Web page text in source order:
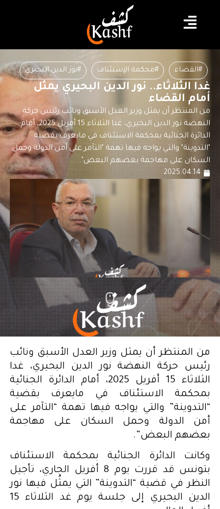
#القضاء #محكمة الإستئناف #نور الدين البحيري
غدا الثلاثاء.. نور الدين البحيري يمثل
أمام القضاء
من المنتظر أن يمثل وزير العدل الأسبق ونائب رئيس حركة
النهضة نور الدين البحيري، غدا الثلاثاء 15 أفريل 2025، أمام
الدائرة الجنائية بمحكمة الاستئناف في مايعرف بقضية
"التدوينة" والتي يواجه فيها تهمة "التآمر على أمن الدولة وحمل
السكان على مهاجمة بعضهم البعض".
2025.04.14
من المنتظر أن يمثل وزير العدل الأسبق ونائب
رئيس حركة النهضة نور الدين البحيري، غدا
الثلاثاء 15 أفريل 2025، أمام الدائرة الجنائية
بمحكمة الاستئناف في مايعرف بقضية
“التدوينة” والتي يواجه فيها تهمة “التآمر على
أمن الدولة وحمل السكان على مهاجمة
بعضهم البعض”.
وكانت الدائرة الجنائية بمحكمة الاستئناف
بتونس قد قررت يوم 8 أفريل الجاري، تأجيل
النظر في قضية “التدوينة” التي يمثُل فيها نور
الدين البحيري إلى جلسة يوم غد الثلاثاء 15